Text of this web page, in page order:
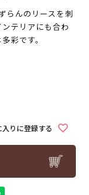
らんのリースを刺
テリアにも合わ
彩です。
入りに登録する